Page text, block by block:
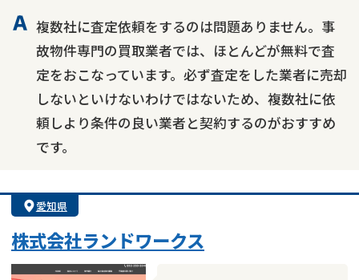
複数社に査定依頼をするのは問題ありません。事
故物件専門の買取業者では、ほとんどが無料で査
定をおこなっています。必ず査定をした業者に売却
しないといけないわけではないため、複数社に依
頼しより条件の良い業者と契約するのがおすすめ
です。
愛知県
株式会社ランドワークス